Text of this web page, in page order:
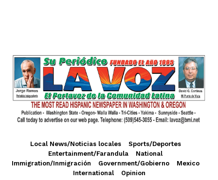
Local News/Noticias locales
Sports/Deportes
Entertainment/Farandula
National
Immigration/Inmigración
Government/Gobierno
Mexico
International
Opinion